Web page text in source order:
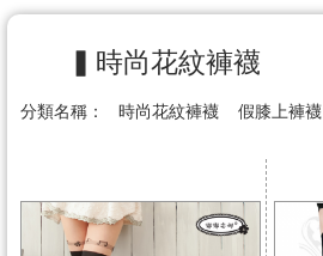
▍時尚花紋褲襪
分類名稱： 時尚花紋褲襪 假膝上褲襪